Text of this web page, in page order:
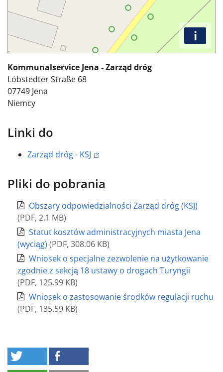
i
Kommunalservice Jena - Zarząd dróg
Löbstedter Straße 68
07749 Jena
Niemcy
Linki do
Zarząd dróg - KSJ
Pliki do pobrania
Obszary odpowiedzialności Zarząd dróg (KSJ)
(PDF, 2.1 MB)
Statut kosztów administracyjnych miasta Jena
(wyciąg) (PDF, 308.06 KB)
Wniosek o specjalne zezwolenie na użytkowanie
zgodnie z sekcją 18 ustawy o drogach Turyngii
(PDF, 125.99 KB)
Wniosek o zastosowanie środków regulacji ruchu
(PDF, 135.59 KB)